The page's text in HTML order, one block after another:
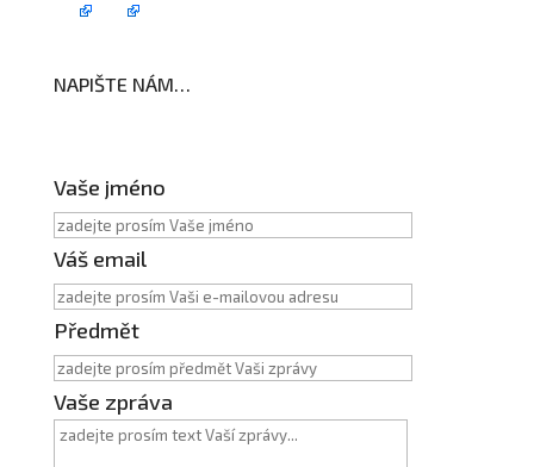
NAPIŠTE NÁM…
Vaše jméno
Váš email
Předmět
Vaše zpráva